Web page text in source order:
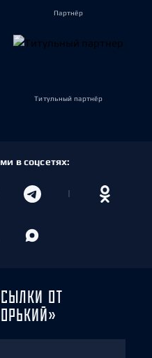
Партнёр
Титульный партнёр
в соцсетях:
ОТ